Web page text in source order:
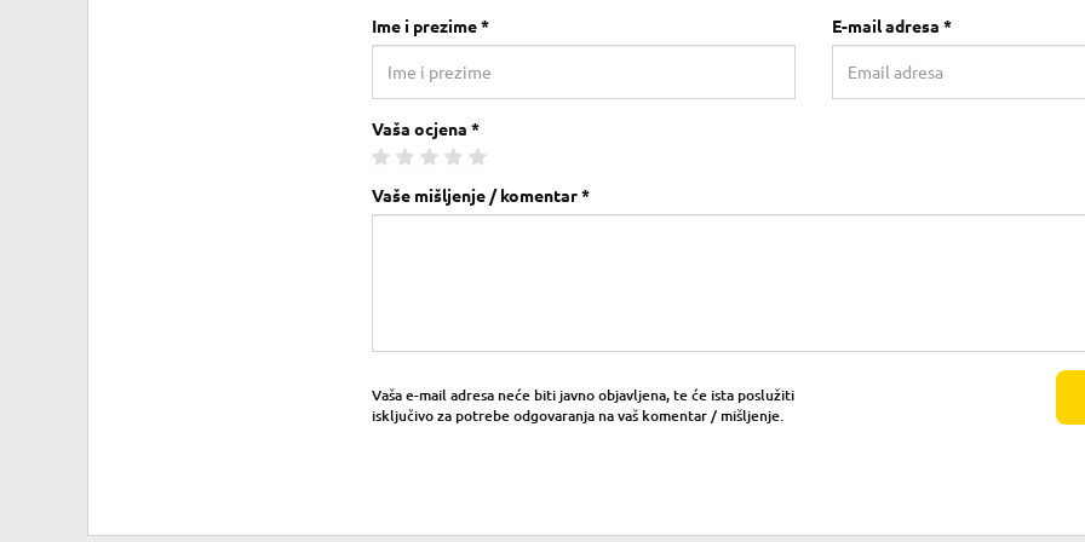
Ime i prezime * E-mail adresa *
Vaša ocjena *
Vaše mišljenje / komentar *
Vaša e-mail adresa neće biti javno objavljena, te će ista poslužiti
isključivo za potrebe odgovaranja na vaš komentar / mišljenje.